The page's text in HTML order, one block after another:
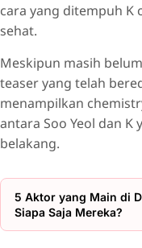
cara yang ditempuh K
sehat.
Meskipun masih
teaser yang telah
menampilkan
antara Soo Yeol dan
belakang.
5 Aktor yang Main di
Siapa Saja Mereka?